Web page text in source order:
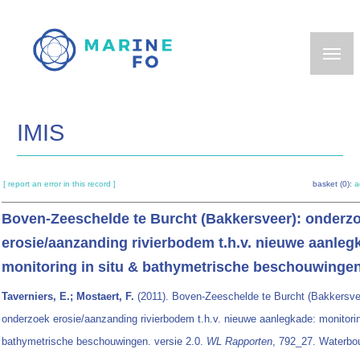
main
IMIS
[ report an error in this record ] basket (0):
Boven-Zeeschelde te Burcht (Bakkersveer):
erosie/aanzanding rivierbodem t.h.v. nieuwe
monitoring in situ & bathymetrische
Taverniers, E.; Mostaert, F. (2011). Boven-Zeeschelde te Burcht
onderzoek erosie/aanzanding rivierbodem t.h.v. nieuwe aanlegkade:
bathymetrische beschouwingen. versie 2.0. WL Rapporten, 792_27.